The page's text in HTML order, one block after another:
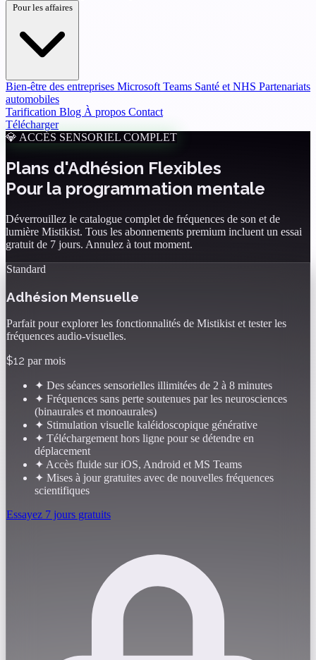
Pour les affaires
Bien-être des entreprises Microsoft Teams Santé et NHS Partenariats
automobiles
Tarification Blog À propos Contact
Télécharger
💎 ACCÈS SENSORIEL COMPLET
Plans d'Adhésion Flexibles
Pour la programmation mentale
Déverrouillez le catalogue complet de fréquences de son et de
lumière Mistikist. Tous les abonnements premium incluent un essai
gratuit de 7 jours. Annulez à tout moment.
Standard
Adhésion Mensuelle
Parfait pour explorer les fonctionnalités de Mistikist et tester les
fréquences audio-visuelles.
$12 par mois
✦ Des séances sensorielles illimitées de 2 à 8 minutes
✦ Fréquences sans perte soutenues par les neurosciences
(binaurales et monoaurales)
✦ Stimulation visuelle kaléidoscopique générative
✦ Téléchargement hors ligne pour se détendre en
déplacement
✦ Accès fluide sur iOS, Android et MS Teams
✦ Mises à jour gratuites avec de nouvelles fréquences
scientifiques
Essayez 7 jours gratuits